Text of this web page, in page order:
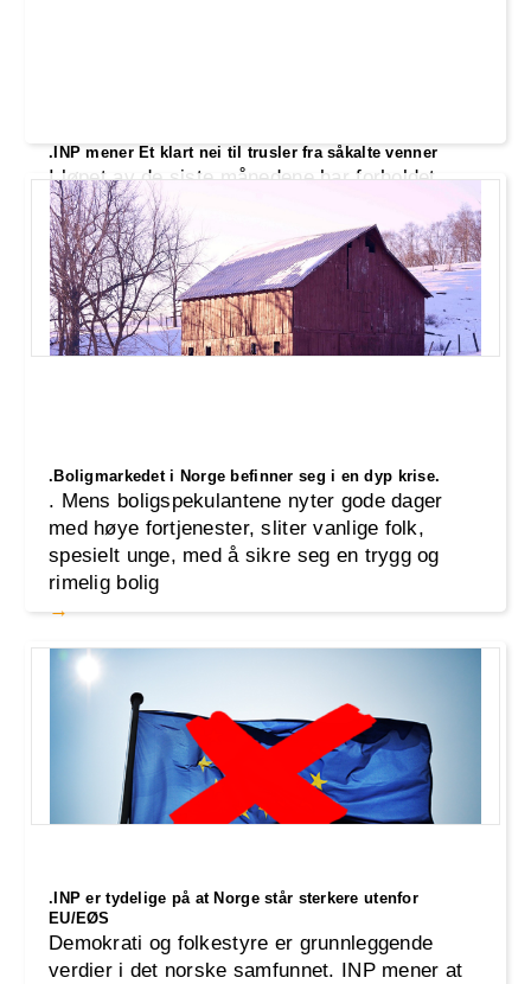
.INP mener Et klart nei til trusler fra såkalte venner
I løpet av de siste månedene har forholdet
mellom Norge og EU blitt satt på prøve,
spesielt med tanke på fiskekvoter
.Boligmarkedet i Norge befinner seg i en dyp krise.
. Mens boligspekulantene nyter gode dager
med høye fortjenester, sliter vanlige folk,
spesielt unge, med å sikre seg en trygg og
rimelig bolig
.INP er tydelige på at Norge står sterkere utenfor
EU/EØS
Demokrati og folkestyre er grunnleggende
verdier i det norske samfunnet. INP mener at